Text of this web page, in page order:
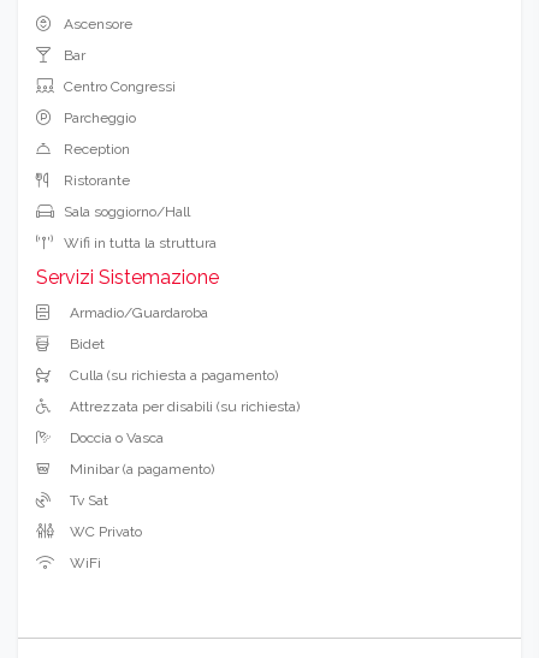
Ascensore
Bar
Centro Congressi
Parcheggio
Reception
Ristorante
Sala soggiorno/Hall
Wifi in tutta la struttura
Servizi Sistemazione
Armadio/Guardaroba
Bidet
Culla (su richiesta a pagamento)
Attrezzata per disabili (su richiesta)
Doccia o Vasca
Minibar (a pagamento)
Tv Sat
WC Privato
WiFi